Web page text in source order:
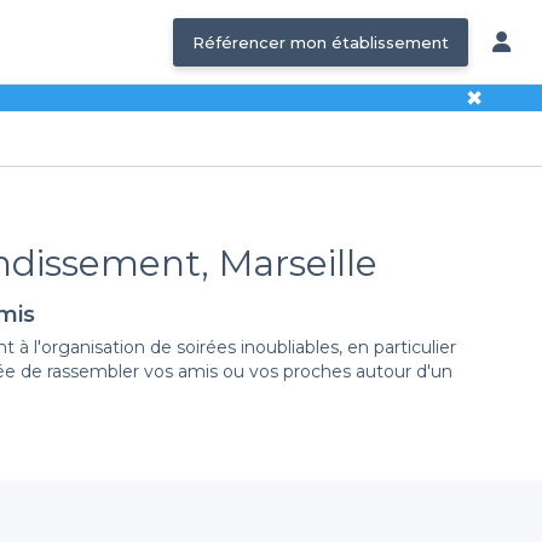
Référencer mon établissement
✖
Marseille
l'organisation de soirées inoubliables, en particulier
de rassembler vos amis ou vos proches autour d'un
critères pour la soirée de la Saint-Sylvestre. Que
ou d'un espace animé pour faire la fête jusqu'au